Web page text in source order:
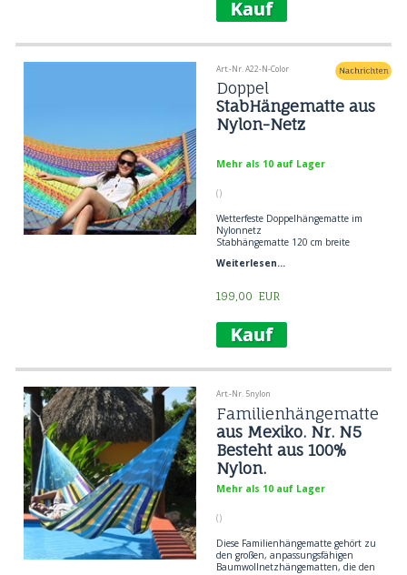
Art.-Nr. A22-N-Color
Doppel
StabHängematte aus
Nylon-Netz
Mehr als 10 auf Lager
()
Wetterfeste Doppelhängematte im
Nylonnetz
Stabhängematte 120 cm breite
Insgesamt 3,80 Meter
Weiterlesen...
199,00 EUR
Art.-Nr. 5nylon
Familienhängematte
aus Mexiko. Nr. N5
Besteht aus 100%
Nylon.
Mehr als 10 auf Lager
()
Diese Familienhängematte gehört zu
den großen, anpassungsfähigen
Baumwollnetzhängematten, die den